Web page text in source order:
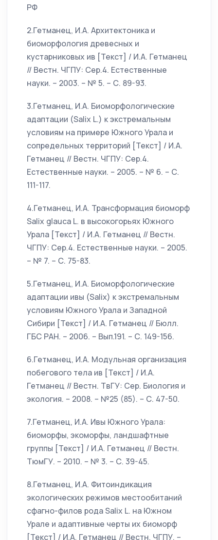
РФ
2.Гетманец, И.А. Архитектоника и
биоморфология древесных и
кустарниковых ив [Текст] / И.А. Гетманец
// Вестн. ЧГПУ: Сер.4. Естественные
науки. – 2003. – № 5. – С. 89-93.
3.Гетманец, И.А. Биоморфологические
адаптации (Salix L.) к экстремальным
условиям на примере Южного Урала и
сопредельных территорий [Текст] / И.А.
Гетманец // Вестн. ЧГПУ: Сер.4.
Естественные науки. – 2005. – № 6. – С.
111-117.
4.Гетманец, И.А. Трансформация биоморф
Salix glauca L. в высокогорьях Южного
Урала [Текст] / И.А. Гетманец // Вестн.
ЧГПУ: Сер.4. Естественные науки. – 2005.
– № 7. – С. 75-83.
5.Гетманец, И.А. Биоморфологические
адаптации ивы (Salix) к экстремальным
условиям Южного Урала и Западной
Сибири [Текст] / И.А. Гетманец // Бюлл.
ГБС РАН. – 2006. – Вып.191. – С. 149-156.
6.Гетманец, И.А. Модульная организация
побегового тела ив [Текст] / И.А.
Гетманец // Вестн. ТвГУ: Сер. Биология и
экология. – 2008. – №25 (85). – С. 47-50.
7.Гетманец, И.А. Ивы Южного Урала:
биоморфы, экоморфы, ландшафтные
группы [Текст] / И.А. Гетманец // Вестн.
ТюмГУ. – 2010. – № 3. – С. 39-45.
8.Гетманец, И.А. Фитоиндикация
экологических режимов местообитаний
сфагно-филов рода Salix L. на Южном
Урале и адаптивные черты их биоморф
[Текст] / И.А. Гетманец // Вестн. ЧГПУ. –